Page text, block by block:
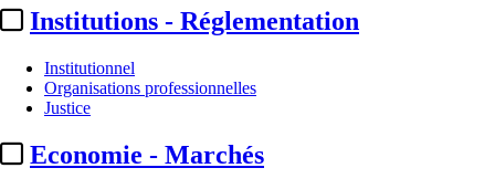
Institutions - Réglementation
Institutionnel
Organisations professionnelles
Justice
Economie - Marchés